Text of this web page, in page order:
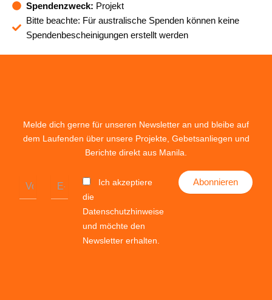
Spendenzweck: Projekt
Bitte beachte: Für australische Spenden können keine
Spendenbescheinigungen erstellt werden
Melde dich gerne für unseren Newsletter an und bleibe auf
dem Laufenden über unsere Projekte, Gebetsanliegen und
Berichte direkt aus Manila.
Ich akzeptiere
die
Datenschutzhinweise
und möchte den
Newsletter erhalten.
Abonnieren